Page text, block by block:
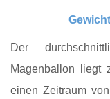
Der
Magenballon liegt
einen Zeitraum